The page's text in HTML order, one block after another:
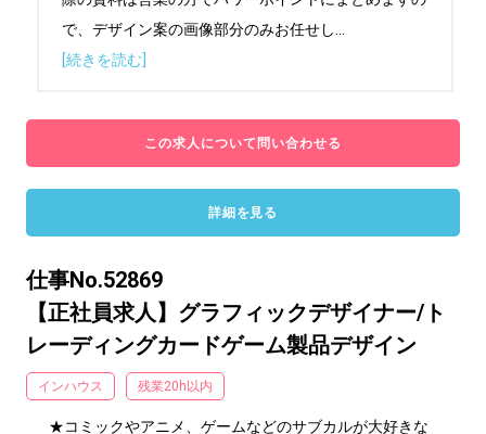
で、デザイン案の画像部分のみお任せし
[続きを読む]
この求人について問い合わせる
詳細を見る
仕事No.52869
【正社員求人】グラフィックデザイナー/ト
レーディングカードゲーム製品デザイン
インハウス 残業20h以内
★コミックやアニメ、ゲームなどのサブカルが大好きな